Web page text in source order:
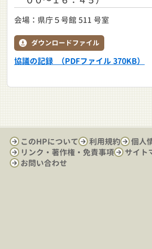
会場：県庁５号館 511 号室
ダウンロードファイル
協議の記録 （PDFファイル 370KB）
このHPについて 利用規約
個人
リンク・著作権・免責事項
サイト
お問い合わせ